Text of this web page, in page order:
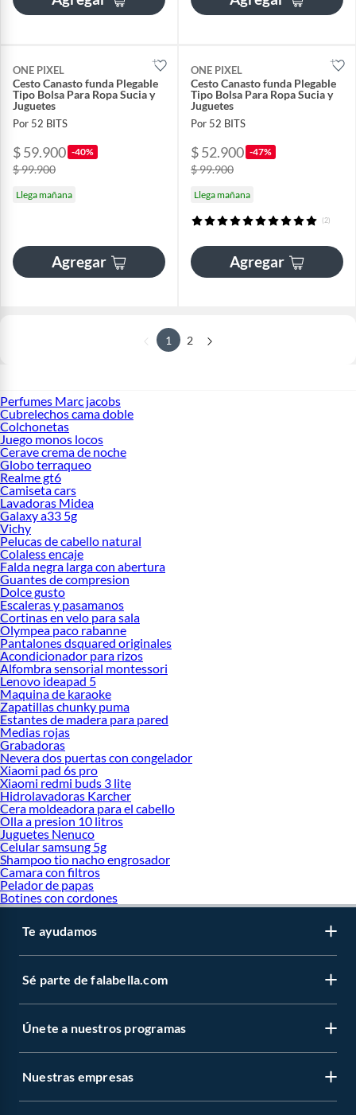
ONE PIXEL
Cesto Canasto funda Plegable
Tipo Bolsa Para Ropa Sucia y
Juguetes
Por 52 BITS
$ 59.900 -40%
$ 99.900
Llega mañana
Agregar
ONE PIXEL
Cesto Canasto funda Plegable
Tipo Bolsa Para Ropa Sucia y
Juguetes
Por 52 BITS
$ 52.900 -47%
$ 99.900
Llega mañana
(2)
Agregar
1 2
Perfumes Marc jacobs
Cubrelechos cama doble
Colchonetas
Juego monos locos
Cerave crema de noche
Globo terraqueo
Realme gt6
Camiseta cars
Lavadoras Midea
Galaxy a33 5g
Vichy
Pelucas de cabello natural
Colaless encaje
Falda negra larga con abertura
Guantes de compresion
Dolce gusto
Escaleras y pasamanos
Cortinas en velo para sala
Olympea paco rabanne
Pantalones dsquared originales
Acondicionador para rizos
Alfombra sensorial montessori
Lenovo ideapad 5
Maquina de karaoke
Zapatillas chunky puma
Estantes de madera para pared
Medias rojas
Grabadoras
Nevera dos puertas con congelador
Xiaomi pad 6s pro
Xiaomi redmi buds 3 lite
Hidrolavadoras Karcher
Cera moldeadora para el cabello
Olla a presion 10 litros
Juguetes Nenuco
Celular samsung 5g
Shampoo tio nacho engrosador
Camara con filtros
Pelador de papas
Botines con cordones
Te ayudamos
Sé parte de falabella.com
Únete a nuestros programas
Nuestras empresas